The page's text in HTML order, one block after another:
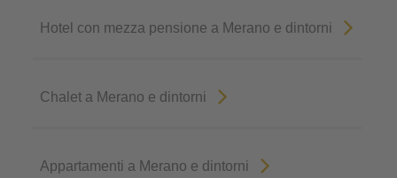
Hotel con mezza pensione a Merano e dintorni
Chalet a Merano e dintorni
Appartamenti a Merano e dintorni